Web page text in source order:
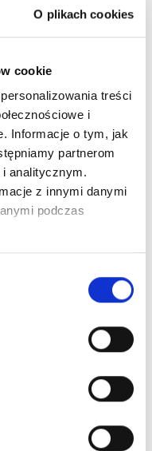
O plikach cookies
cookie
treści
i
Informacje o tym, jak
partnerom
analitycznym.
z innymi danymi
podczas
equity
product
backing
business-to-
buyer
design first
backing angel